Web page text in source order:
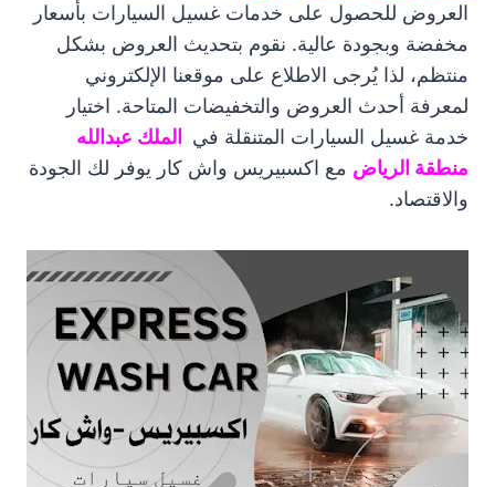
العروض للحصول على خدمات غسيل السيارات بأسعار
مخفضة وبجودة عالية. نقوم بتحديث العروض بشكل
منتظم، لذا يُرجى الاطلاع على موقعنا الإلكتروني
لمعرفة أحدث العروض والتخفيضات المتاحة. اختيار
خدمة غسيل السيارات المتنقلة في
الملك عبدالله
منطقة الرياض مع اكسبيريس واش كار يوفر لك الجودة
والاقتصاد.